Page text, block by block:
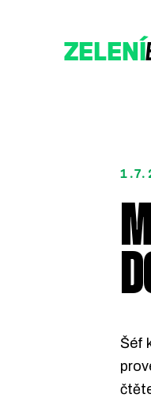
ZELENÍ
Podpořte nás
Šéf